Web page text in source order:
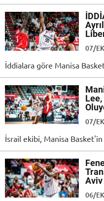
07/
İddialara göre Manisa
07/
İsrail ekibi, Manisa Basket'in
Aviv
06/